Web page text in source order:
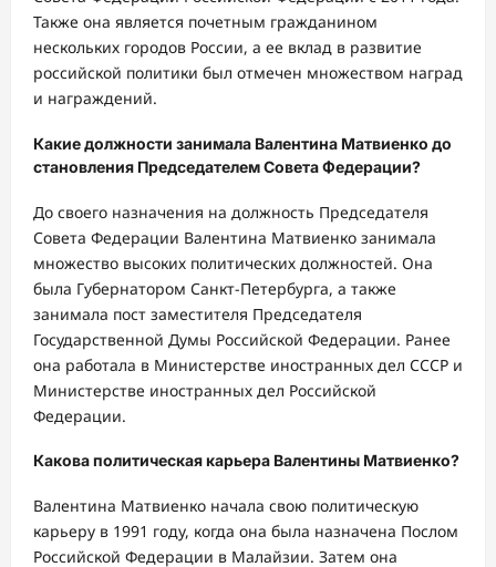
Также она является почетным гражданином
нескольких городов России, а ее вклад в развитие
российской политики был отмечен множеством наград
и награждений.
Какие должности занимала Валентина Матвиенко до
становления Председателем Совета Федерации?
До своего назначения на должность Председателя
Совета Федерации Валентина Матвиенко занимала
множество высоких политических должностей. Она
была Губернатором Санкт-Петербурга, а также
занимала пост заместителя Председателя
Государственной Думы Российской Федерации. Ранее
она работала в Министерстве иностранных дел СССР и
Министерстве иностранных дел Российской
Федерации.
Какова политическая карьера Валентины Матвиенко?
Валентина Матвиенко начала свою политическую
карьеру в 1991 году, когда она была назначена Послом
Российской Федерации в Малайзии. Затем она